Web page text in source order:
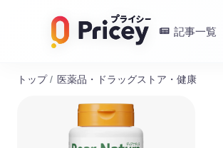
記事一覧
トップ / 医薬品・ドラッグストア・健康